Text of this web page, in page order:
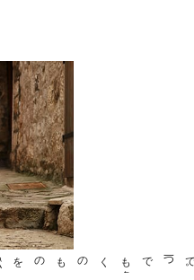
一つでも
多
くのものを